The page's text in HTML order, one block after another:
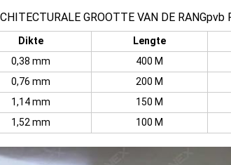
GROOTTE VAN DE RANGpvb
Dikte Lengte
0,38 mm
400 M
0,76 mm 200 M
1,14 mm
150 M
1,52 mm
100 M